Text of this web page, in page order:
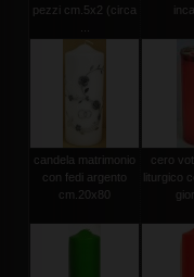
pezzi cm.5x2 (circa
candela matrimonio
con fedi argento
cm.20x80
cero
liturgico